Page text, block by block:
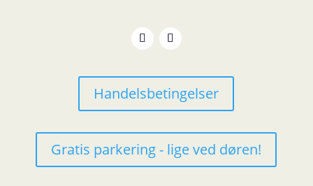
Handelsbetingelser
Gratis parkering - lige ved døren!